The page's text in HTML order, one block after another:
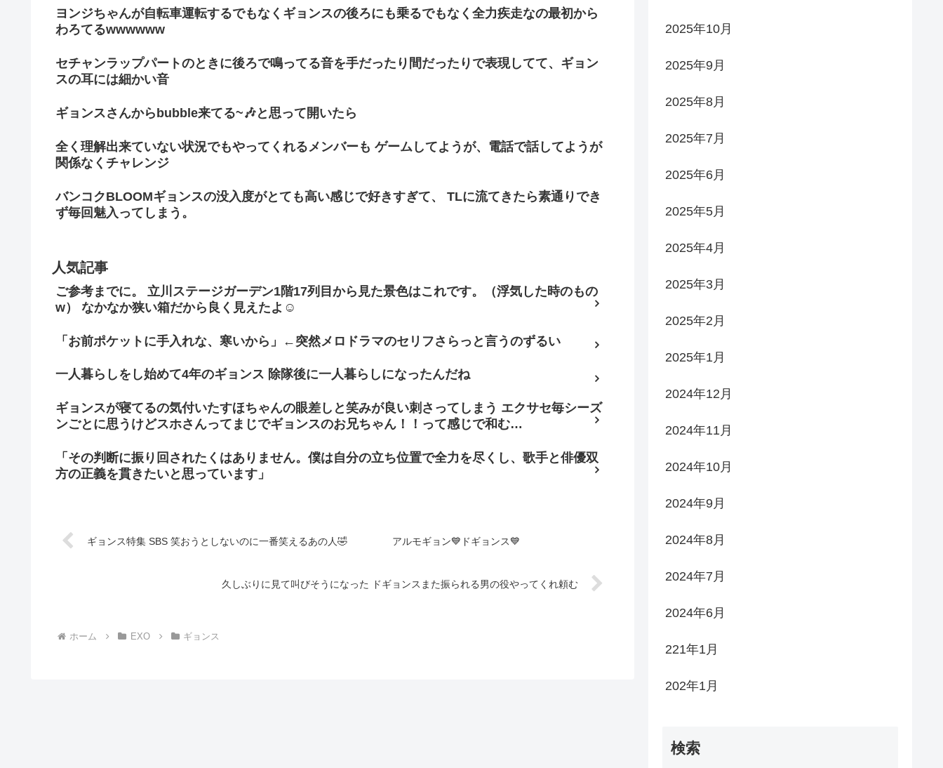
ヨンジちゃんが自転車運転するでもなくギョンスの後ろにも乗るでもなく全力疾走なの最初から
わろてるwwwwww
セチャンラップパートのときに後ろで鳴ってる音を手だったり間だったりで表現してて、ギョン
スの耳には細かい音
ギョンスさんからbubble来てる~🎶と思って開いたら
全く理解出来ていない状況でもやってくれるメンバーも ゲームしてようが、電話で話してようが
関係なくチャレンジ
バンコクBLOOMギョンスの没入度がとても高い感じで好きすぎて、 TLに流てきたら素通りでき
ず毎回魅入ってしまう。
人気記事
ご参考までに。 立川ステージガーデン1階17列目から見た景色はこれです。（浮気した時のもの
w） なかなか狭い箱だから良く見えたよ☺
「お前ポケットに手入れな、寒いから」←突然メロドラマのセリフさらっと言うのずるい
一人暮らしをし始めて4年のギョンス 除隊後に一人暮らしになったんだね
ギョンスが寝てるの気付いたすほちゃんの眼差しと笑みが良い刺さってしまう エクサセ毎シーズ
ンごとに思うけどスホさんってまじでギョンスのお兄ちゃん！！って感じで和む…
「その判断に振り回されたくはありません。僕は自分の立ち位置で全力を尽くし、歌手と俳優双
方の正義を貫きたいと思っています」
ギョンス特集 SBS 笑おうとしないのに一番笑えるあの人🤣 アルモギョン💙ドギョンス💙
久しぶりに見て叫びそうになった ドギョンスまた振られる男の役やってくれ頼む
ホーム EXO ギョンス
2025年10月
2025年9月
2025年8月
2025年7月
2025年6月
2025年5月
2025年4月
2025年3月
2025年2月
2025年1月
2024年12月
2024年11月
2024年10月
2024年9月
2024年8月
2024年7月
2024年6月
221年1月
202年1月
検索